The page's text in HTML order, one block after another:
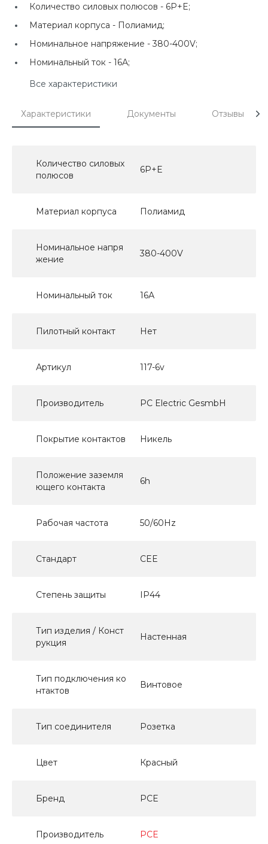
Количество силовых полюсов - 6P+E;
Материал корпуса - Полиамид;
Номинальное напряжение - 380-400V;
Номинальный ток - 16А;
Все характеристики
Характеристики Документы Отзывы
Количество силовых
полюсов
6P+E
Материал корпуса Полиамид
Номинальное напря
жение
380-400V
Номинальный ток 16А
Пилотный контакт Нет
Артикул 117-6v
Производитель PC Electric GesmbH
Покрытие контактов Никель
Положение заземля
ющего контакта
6h
Рабочая частота 50/60Hz
Стандарт CEE
Степень защиты IP44
Тип изделия / Конст
рукция
Настенная
Тип подключения ко
нтактов
Винтовое
Тип соединителя Розетка
Цвет Красный
Бренд PCE
Производитель PCE